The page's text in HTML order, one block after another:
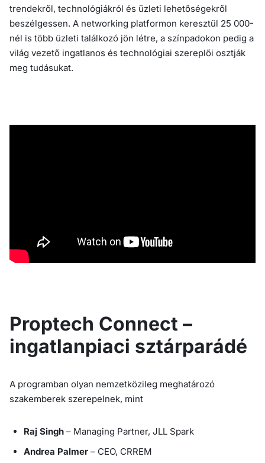
trendekről, technológiákról és üzleti lehetőségekről
beszélgessen. A networking platformon keresztül 25 000-
nél is több üzleti találkozó jön létre, a színpadokon pedig a
világ vezető ingatlanos és technológiai szereplői osztják
meg tudásukat.
Proptech Connect –
ingatlanpiaci sztárparádé
A programban olyan nemzetközileg meghatározó
szakemberek szerepelnek, mint
Raj Singh – Managing Partner, JLL Spark
Andrea Palmer – CEO, CRREM